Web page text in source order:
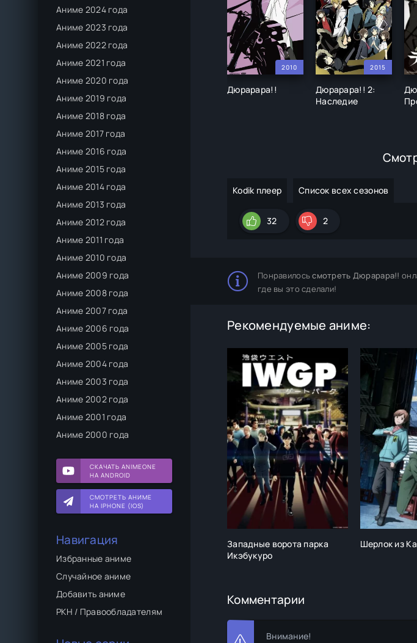
Аниме 2024 года
Аниме 2023 года
Аниме 2022 года
Аниме 2021 года
Аниме 2020 года
Аниме 2019 года
Аниме 2018 года
Аниме 2017 года
Аниме 2016 года
Аниме 2015 года
Аниме 2014 года
Аниме 2013 года
Аниме 2012 года
Аниме 2011 года
Аниме 2010 года
Аниме 2009 года
Аниме 2008 года
Аниме 2007 года
Аниме 2006 года
Аниме 2005 года
Аниме 2004 года
Аниме 2003 года
Аниме 2002 года
Аниме 2001 года
Аниме 2000 года
СКАЧАТЬ ANIMEONE
НА ANDROID
СМОТРЕТЬ АНИМЕ
НА IPHONE (IOS)
Навигация
Избранные аниме
Случайное аниме
Добавить аниме
РКН / Правообладателям
2010
Дюрарара!!
2015
Дюрарара!! 2:
Наследие
Kodik плеер Список всех сезонов
32 2
Понравилосьсмотреть Дюрарара!!
где вы это сделали!
Рекомендуемые аниме:
Западные ворота парка
Икэбукуро
Шерлок из
Комментарии
Внимание!